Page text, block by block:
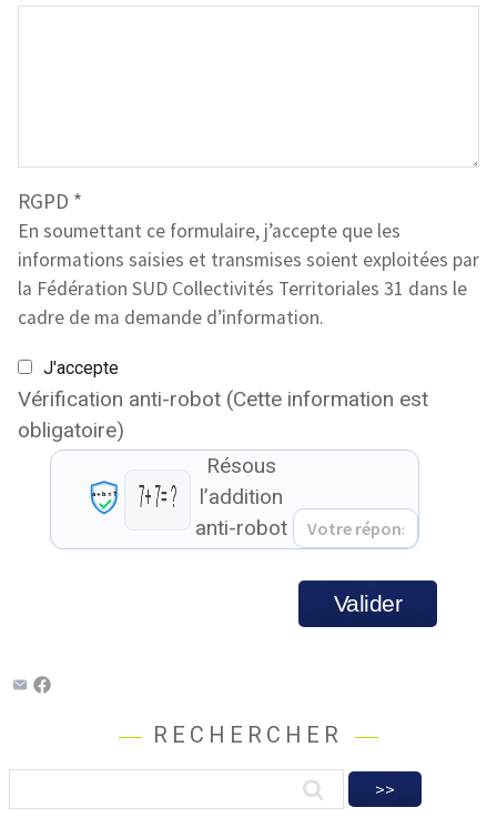
RGPD *
En soumettant ce formulaire, j’accepte que les
informations saisies et transmises soient exploitées par
la Fédération SUD Collectivités Territoriales 31 dans le
cadre de ma demande d’information.
J'accepte
Vérification anti-robot (Cette information est
obligatoire)
Résous
l’addition
anti-robot
Valider
RECHERCHER